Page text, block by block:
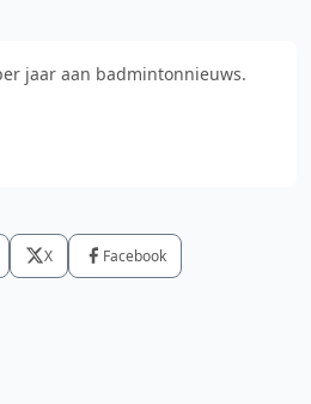
jaar aan badmintonnieuws.
X Facebook